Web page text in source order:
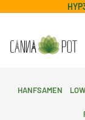
Hanfsamen